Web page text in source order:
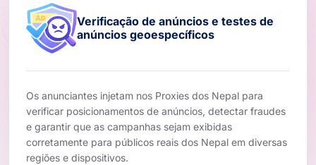
Verificação de anúncios e testes de
anúncios geoespecíficos
Os anunciantes injetam nos Proxies dos Nepal para
verificar posicionamentos de anúncios, detectar fraudes
e garantir que as campanhas sejam exibidas
corretamente para públicos reais dos Nepal em diversas
regiões e dispositivos.